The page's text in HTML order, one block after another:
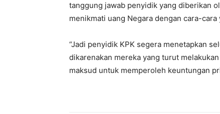
tanggung jawab penyidik yang diberikan
menikmati uang Negara dengan cara-cara
“Jadi penyidik KPK segera menetapkan
dikarenakan mereka yang turut
maksud untuk memperoleh keuntungan